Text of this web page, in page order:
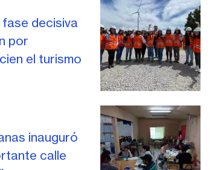
fase decisiva
por
el turismo
inauguró
calle